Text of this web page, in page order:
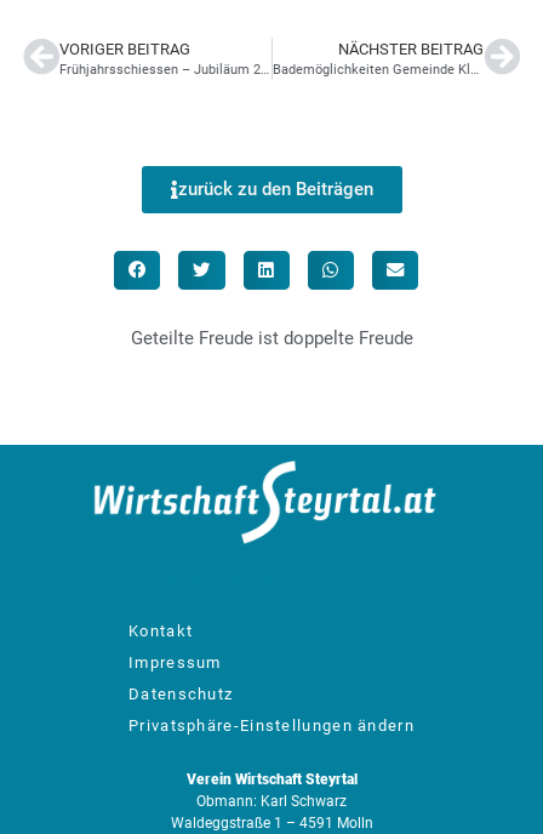
VORIGER BEITRAG
Frühjahrsschiessen – Jubiläum 235 Jahre Schützenverein , 15 Jahre Prangerschützen
NÄCHSTER BEITRAG
zurück zu den Beiträgen
Geteilte Freude ist doppelte Freude
Kontakt
Impressum
Datenschutz
Privatsphäre-Einstellungen ändern
Verein Wirtschaft Steyrtal
Obmann: Karl Schwarz
Waldeggstraße 1 – 4591 Molln